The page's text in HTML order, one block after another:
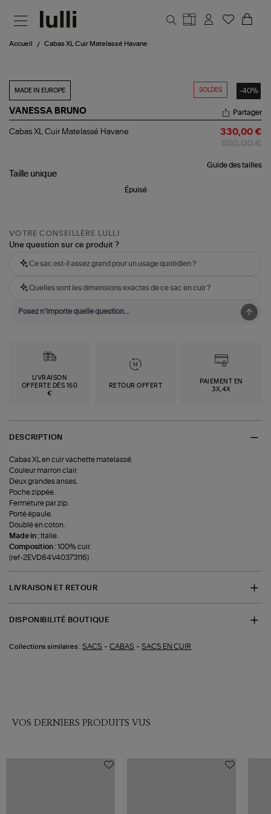
Accueil Cabas XL Cuir Matelassé Havane
SOLDES -40%
MADE IN EUROPE
VANESSA BRUNO
Cabas
Havane
Partager
Cabas XL Cuir Matelassé Havane 330,00 €
Guide des tailles
Taille unique
Épuisé
VOTRE CONSEILLÈRE LULLI
Une question sur ce produit ?
Ce sac est-il assez grand pour un usage quotidien ?
Quelles sont les dimensions exactes de ce sac en cuir ?
LIVRAISON
OFFERTE DÈS 150
€
RETOUR OFFERT
PAIEMENT EN
3X,4X
DESCRIPTION
Cabas XL en cuir vachette matelassé.
Couleur marron clair.
Deux grandes anses.
Poche zippée.
Fermeture par zip.
Porté épaule.
Doublé en coton.
Made in : Italie.
Composition :100% cuir.
(ref-2EVD84V40373116)
LIVRAISON ET RETOUR
DISPONIBILITÉ BOUTIQUE
Collections similaires : SACS -CABAS -SACS EN CUIR
VOS DERNIERS PRODUITS VUS